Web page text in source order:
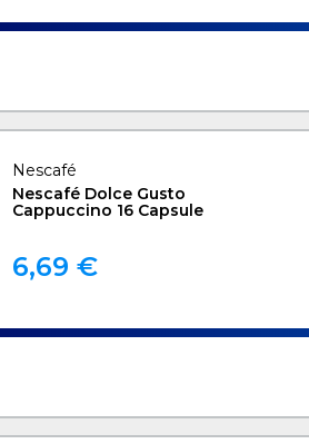
Nescafé
Nescafé Dolce Gusto
Cappuccino 16 Capsule
6,69 €